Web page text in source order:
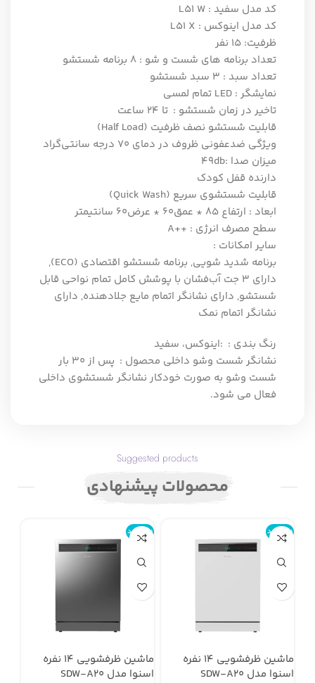
کد مدل سفید : L51 W
کد مدل اینوکس : L51 X
ظرفیت: 15 نفر
تعداد برنامه های شست و شو : 8 برنامه شستشو
تعداد سبد : 3 سبد شستشو
نمایشگر : LED تمام لمسی
تاخیر در زمان شستشو : تا 24 ساعت
قابلیت شستشو نصف ظرفیت (Half Load)
ویژگی ضدعفونی ظروف در دمای 70 درجه سانتی‌گراد
میزان صدا :49db
دارنده قفل کودک
قابلیت شستشوی سریع (Quick Wash)
ابعاد : ارتفاع 85 * عمق60 * عرض60 سانتیمتر
سطح مصرف انرژی : A++‎
سایر امکانات :
برنامه شدید شویی, برنامه شستشو اقتصادی (ECO),
دارای 3 جت آب‌فشان با پوشش کامل تمام نواحی قابل
شستشو, دارای نشانگر اتمام مایع جلادهنده, دارای
نشانگر اتمام نمک
رنگ بندی : :اینوکس، سفید
نشانگر شست وشو داخلى محصول : پس از ٣٠ بار
شست وشو به صورت خودکار نشانگر شستشوی داخلی
فعال می شود.
Suggested products
محصولات پیشنهادی
ناموجود
ماشین ظرفشویی 14 نفره
اسنوا مدل SDW-A20
ناموجود
ماشین ظرفشویی 14 نفره
اسنوا مدل SDW-A20